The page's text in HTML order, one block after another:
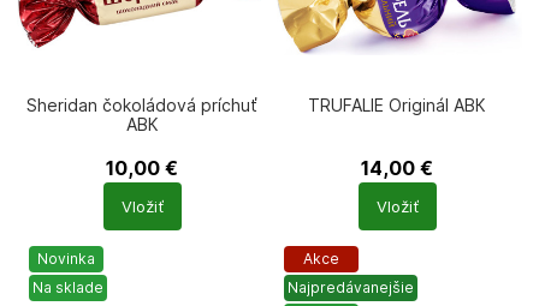
Sheridan čokoládová príchuť
АВК
10,00 €
Počet
produktů
Vložiť
TRUFALIE Originál АВК
14,00 €
Počet
produktů
Vložiť
Novinka
Na sklade
Akce
Najpredávanejšie